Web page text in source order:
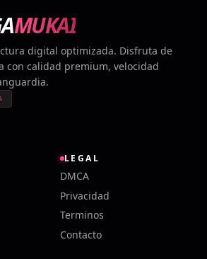
MUKAI
digital optimizada. Disfruta de
con calidad premium, velocidad
LEGAL
DMCA
Privacidad
Terminos
Contacto